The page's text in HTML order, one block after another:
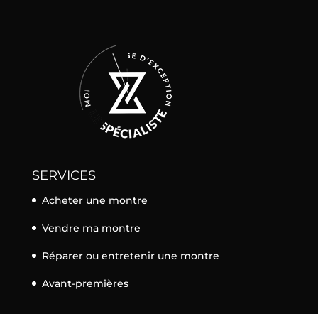
SERVICES
Acheter une montre
Vendre ma montre
Réparer ou entretenir une montre
Avant-premières